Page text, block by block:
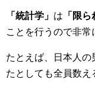
「統計学」 は 「限
ことを行うので非常
たとえば、日本人の
たとしても全員数え